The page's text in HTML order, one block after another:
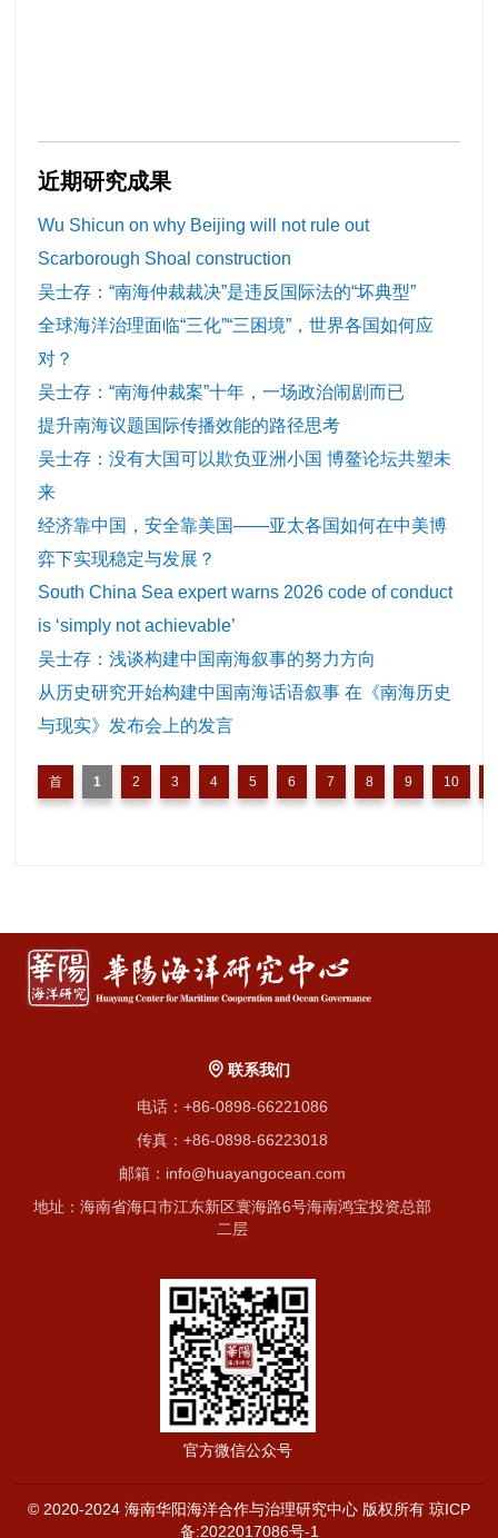
近期研究成果
Wu Shicun on why Beijing will not rule out
Scarborough Shoal construction
吴士存：“南海仲裁裁决”是违反国际法的“坏典型”
全球海洋治理面临“三化”“三困境”，世界各国如何应
对？
吴士存：“南海仲裁案”十年，一场政治闹剧而已
提升南海议题国际传播效能的路径思考
吴士存：没有大国可以欺负亚洲小国 博鳌论坛共塑未
来
经济靠中国，安全靠美国——亚太各国如何在中美博
弈下实现稳定与发展？
South China Sea expert warns 2026 code of conduct
is ‘simply not achievable’
吴士存：浅谈构建中国南海叙事的努力方向
从历史研究开始构建中国南海话语叙事 在《南海历史
与现实》发布会上的发言
首 1 2 3 4 5 6 7 8 9 10
联系我们
电话：+86-0898-66221086
传真：+86-0898-66223018
邮箱：info@huayangocean.com
地址：海南省海口市江东新区寰海路6号海南鸿宝投资总部
二层
官方微信公众号
© 2020-2024 海南华阳海洋合作与治理研究中心 版权所有 琼ICP
备:2022017086号-1